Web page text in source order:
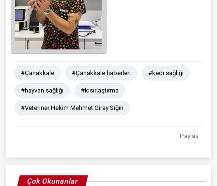
#Çanakkale #Çanakkale haberleri #kedi sağlığı
#hayvan sağlığı #kısırlaştırma
#Veteriner Hekim Mehmet Giray Sığın
Paylaş
Çok Okunanlar